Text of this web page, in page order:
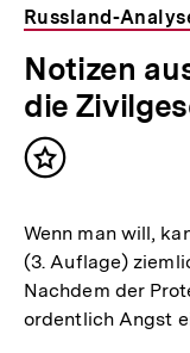
Russland-
Notizen
die
Inhalt
Wenn man will,
(3. Auflage)
Nachdem der
ordentlich Angst